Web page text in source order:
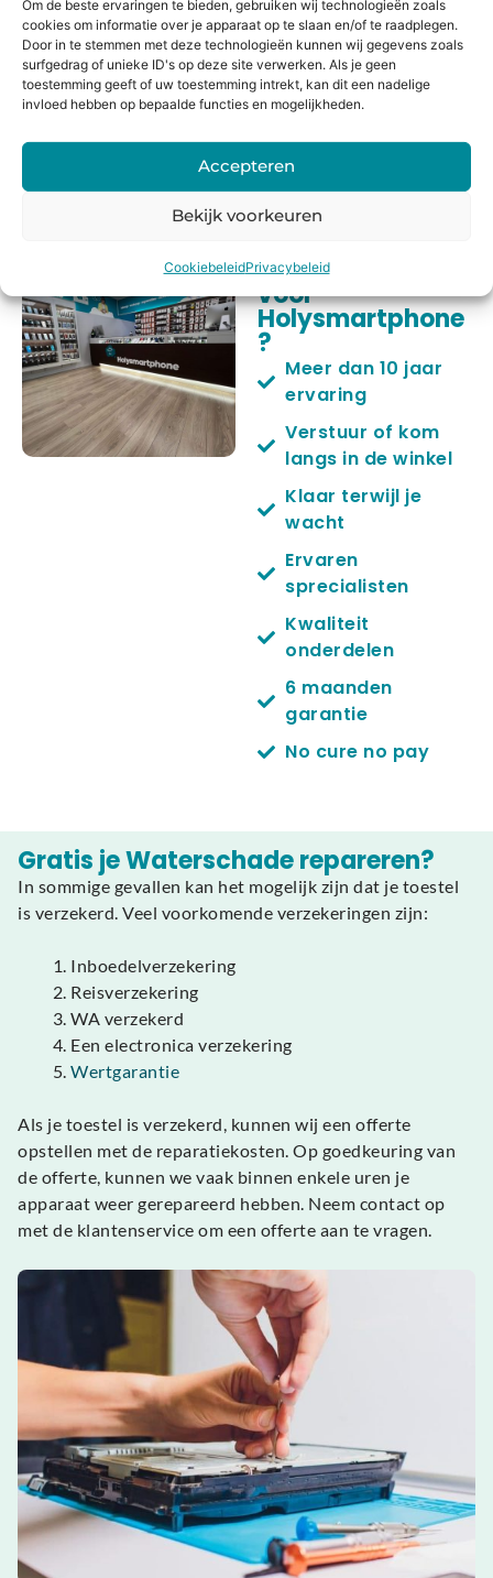
Om de beste ervaringen te bieden, gebruiken wij technologieën zoals
cookies om informatie over je apparaat op te slaan en/of te raadplegen.
Door in te stemmen met deze technologieën kunnen wij gegevens zoals
surfgedrag of unieke ID's op deze site verwerken. Als je geen
toestemming geeft of uw toestemming intrekt, kan dit een nadelige
invloed hebben op bepaalde functies en mogelijkheden.
Accepteren
Bekijk voorkeuren
CookiebeleidPrivacybeleid
bekijken je apparaat zorgvuldig en geven een eerlijk
advies over de beste vervolgstap.
Holysmartphone is jouw specialist voor professionele
Waarom kiezen
voor
Holysmartphone
?
Meer dan 10 jaar
ervaring
Verstuur of kom
langs in de winkel
Klaar terwijl je
wacht
Ervaren
sprecialisten
Kwaliteit
onderdelen
6 maanden
garantie
No cure no pay
Gratis je Waterschade repareren?
In sommige gevallen kan het mogelijk zijn dat je toestel
is verzekerd. Veel voorkomende verzekeringen zijn:
Inboedelverzekering
Reisverzekering
WA verzekerd
Een electronica verzekering
Wertgarantie
Als je toestel is verzekerd, kunnen wij een offerte
opstellen met de reparatiekosten. Op goedkeuring van
de offerte, kunnen we vaak binnen enkele uren je
apparaat weer gerepareerd hebben. Neem contact op
met de klantenservice om een offerte aan te vragen.